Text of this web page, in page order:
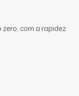
com a rapidez